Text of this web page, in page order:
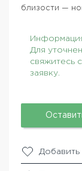
близости —
Для
свяжитесь
заявку.
Добавить